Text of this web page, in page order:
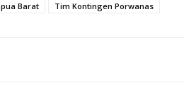
Barat Tim Kontingen Porwanas